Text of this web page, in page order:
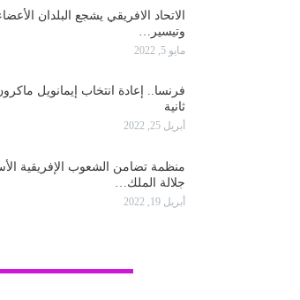
الاتحاد الافريقي يشجع البلدان
وتيسير…
مايو 5, 2022
فرنسا.. إعادة انتخاب إيمانويل
ثانية
أبريل 25, 2022
منظمة تضامن الشعوب الإفريقية
جلالة الملك…
أبريل 19, 2022